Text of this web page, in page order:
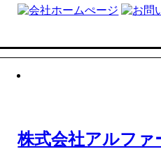
株式会社アルファ